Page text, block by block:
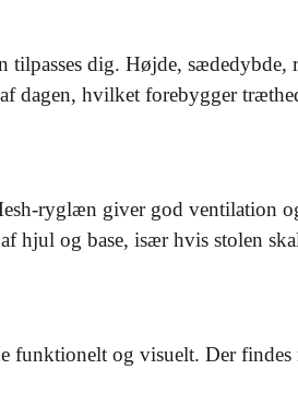
tilpasses dig. Højde,
dagen, hvilket forebygger
ryglæn giver god ventilation
hjul og base, især hvis stolen
funktionelt og visuelt. Der